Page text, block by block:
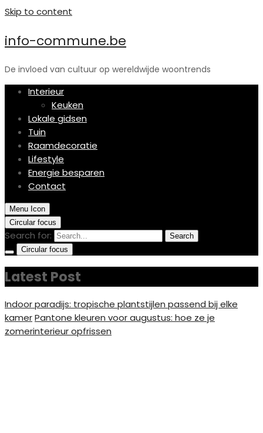
Skip to content
info-commune.be
De invloed van cultuur op wereldwijde woontrends
Interieur
Keuken
Lokale gidsen
Tuin
Raamdecoratie
Lifestyle
Energie besparen
Contact
Menu Icon
Circular focus
Search for:
Search
Circular focus
Latest Post
Indoor paradijs: tropische plantstijlen passend bij elke
kamerPantone kleuren voor augustus: hoe ze je
zomerinterieur opfrissen